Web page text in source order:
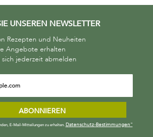
UNSEREN NEWSLETTER
Rezepten und Neuheiten
Angebote erhalten
sich jederzeit abmelden
ABONNIEREN
E-Mail-Mitteilungen zu erhalten. Datenschutz-Bestimmungen"